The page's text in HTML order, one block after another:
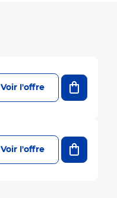
Voir l'offre
Ajouter
Voir l'offre
Ajouter